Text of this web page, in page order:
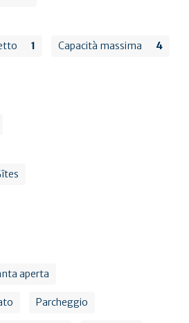
1 Capacità massima 4
aperta
Parcheggio